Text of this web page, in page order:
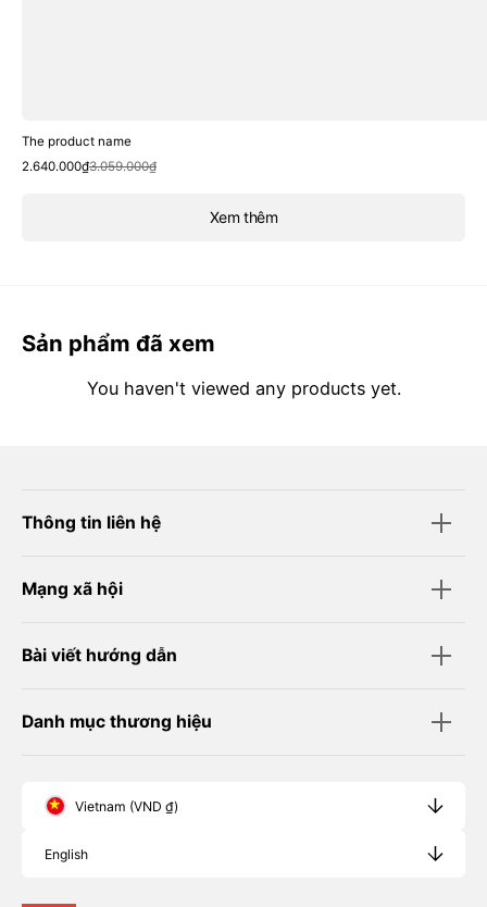
Xem thêm
The product name
Sale
2.640.000₫
Regular
3.059.000₫
Sản phẩm đã xem
You haven't viewed any products yet.
Thông tin liên hệ
Mạng xã hội
Bài viết hướng dẫn
Danh mục thương hiệu
Vietnam (VND ₫)
English